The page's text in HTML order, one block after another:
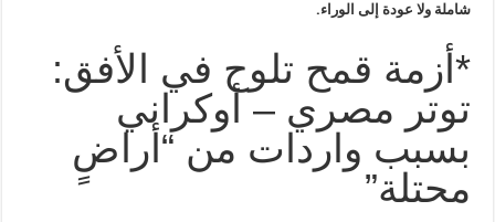
شاملة ولا عودة إلى الوراء.
*أزمة قمح تلوح في الأفق:
توتر مصري – أوكراني
بسبب واردات من “أراضٍ
محتلة”